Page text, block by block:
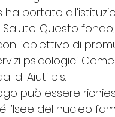
ha portato
Questo
l’obiettivo di
psicologici.
dl Aiuti bis.
può essere
l’Isee del nucleo